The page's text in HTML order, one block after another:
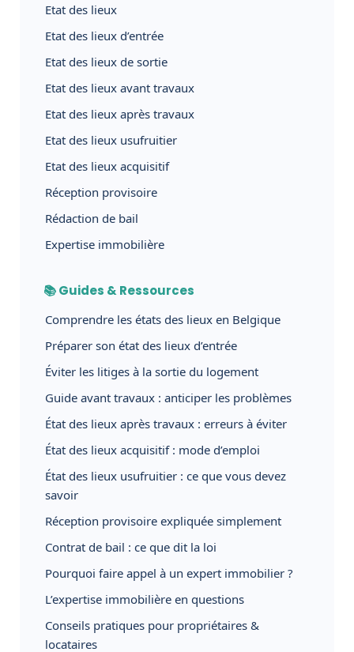
Etat des lieux
Etat des lieux d’entrée
Etat des lieux de sortie
Etat des lieux avant travaux
Etat des lieux après travaux
Etat des lieux usufruitier
Etat des lieux acquisitif
Réception provisoire
Rédaction de bail
Expertise immobilière
📚 Guides & Ressources
Comprendre les états des lieux en Belgique
Préparer son état des lieux d’entrée
Éviter les litiges à la sortie du logement
Guide avant travaux : anticiper les problèmes
État des lieux après travaux : erreurs à éviter
État des lieux acquisitif : mode d’emploi
État des lieux usufruitier : ce que vous devez
savoir
Réception provisoire expliquée simplement
Contrat de bail : ce que dit la loi
Pourquoi faire appel à un expert immobilier ?
L’expertise immobilière en questions
Conseils pratiques pour propriétaires &
locataires